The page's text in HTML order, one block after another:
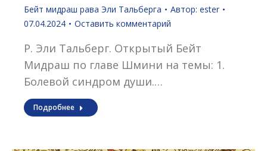
Бейт мидраш рава Эли Тальберга Автор: ester
07.04.2024
Оставить комментарий
Р. Эли Тальберг. Открытый Бейт
Мидраш по главе Шмини на темы: 1.
Болевой синдром души.…
Подробнее